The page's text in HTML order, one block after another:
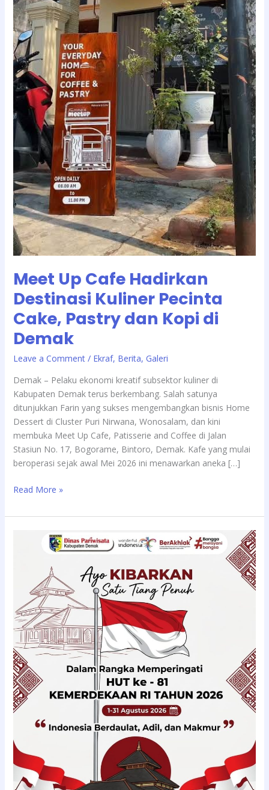
Meet Up Cafe Hadirkan
Destinasi Kuliner Pecinta
Cake, Pastry dan Kopi di
Demak
Leave a Comment / Ekraf, Berita, Galeri
Demak – Pelaku ekonomi kreatif subsektor kuliner di
Kabupaten Demak terus berkembang. Salah satunya
ditunjukkan Farin yang sukses mengembangkan bisnis Home
Dessert di Cluster Puri Nirwana, Wonosalam, dan kini
membuka Meet Up Cafe, Patisserie and Coffee di Jalan
Stasiun No. 17, Bogorame, Bintoro, Demak. Kafe yang mulai
beroperasi sejak awal Mei 2026 ini menawarkan aneka […]
Read More »
Kemerdekaan,
Saatnya
Merah
Putih
Berkibar
di
Setiap
Rumah